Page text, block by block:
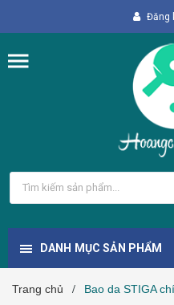
Đăng
DANH MỤC SẢN PHẨM
Trang chủ / Bao da STIGA